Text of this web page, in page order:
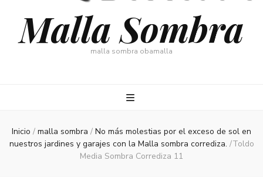
Malla Sombra
malla sombra obamalla
Inicio / malla sombra / No más molestias por el exceso de sol en
nuestros jardines y garajes con la Malla sombra corrediza. /Toldo
Media Sombra Corrediza 11